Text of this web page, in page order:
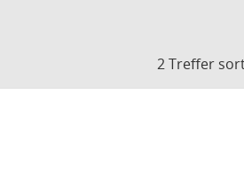
2 Treffer